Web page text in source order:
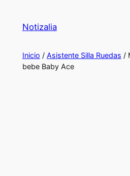
Notizalia
Inicio / Asistente Silla Ruedas /
bebe Baby Ace